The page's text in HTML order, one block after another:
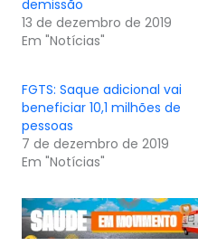
demissão
13 de dezembro de 2019
Em "Notícias"
FGTS: Saque adicional vai
beneficiar 10,1 milhões de
pessoas
7 de dezembro de 2019
Em "Notícias"